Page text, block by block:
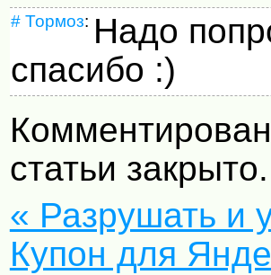
# Тормоз: Надо
спасибо :)
статьи закрыто.
« Разрушать и
Купон для